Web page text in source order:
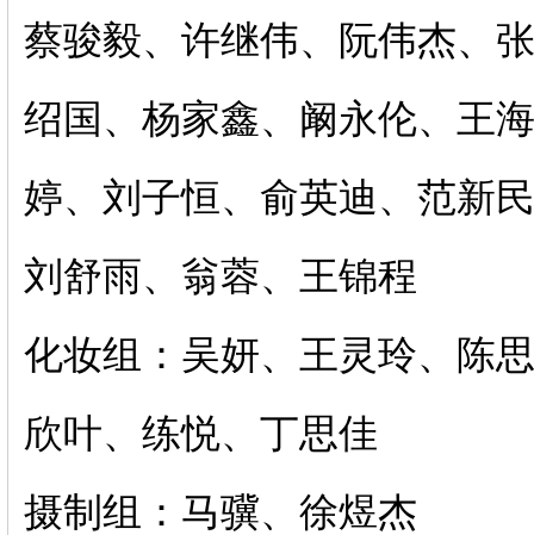
蔡骏毅、许继伟、阮伟杰、
绍国、杨家鑫、阚永伦、王
婷、刘子恒、俞英迪、范新
刘舒雨、翁蓉、王锦程
化妆组：吴妍、王灵玲、陈
欣叶、练悦、丁思佳
摄制组：马骥、徐煜杰